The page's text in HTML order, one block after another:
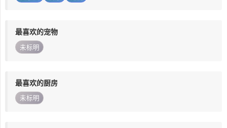
最喜欢的宠物
未标明
最喜欢的厨房
未标明